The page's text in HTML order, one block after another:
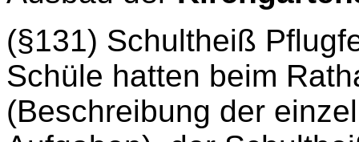
(§131) Schultheiß
Schüle hatten beim
(Beschreibung der